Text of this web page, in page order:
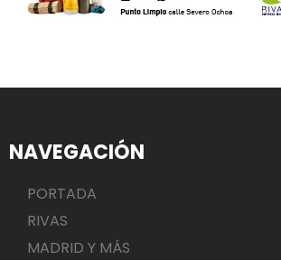
NAVEGACIÓN
PORTADA
RIVAS
MADRID Y MÁS